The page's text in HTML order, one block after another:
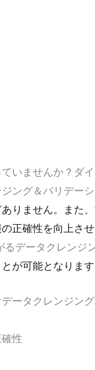
いませんか？ダ
ング＆バリデー
りません。また
正確性を向上さ
るデータクレンジ
が可能となります
ータクレンジン
性